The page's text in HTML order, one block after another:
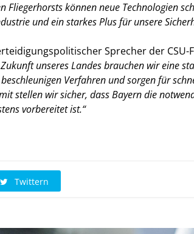
Fliegerhorsts können neue Technologien
und ein starkes Plus für unsere
Sprecher der CSU-
unseres Landes brauchen wir eine
Verfahren und sorgen für
stellen wir sicher, dass Bayern die
vorbereitet ist.“
Twittern